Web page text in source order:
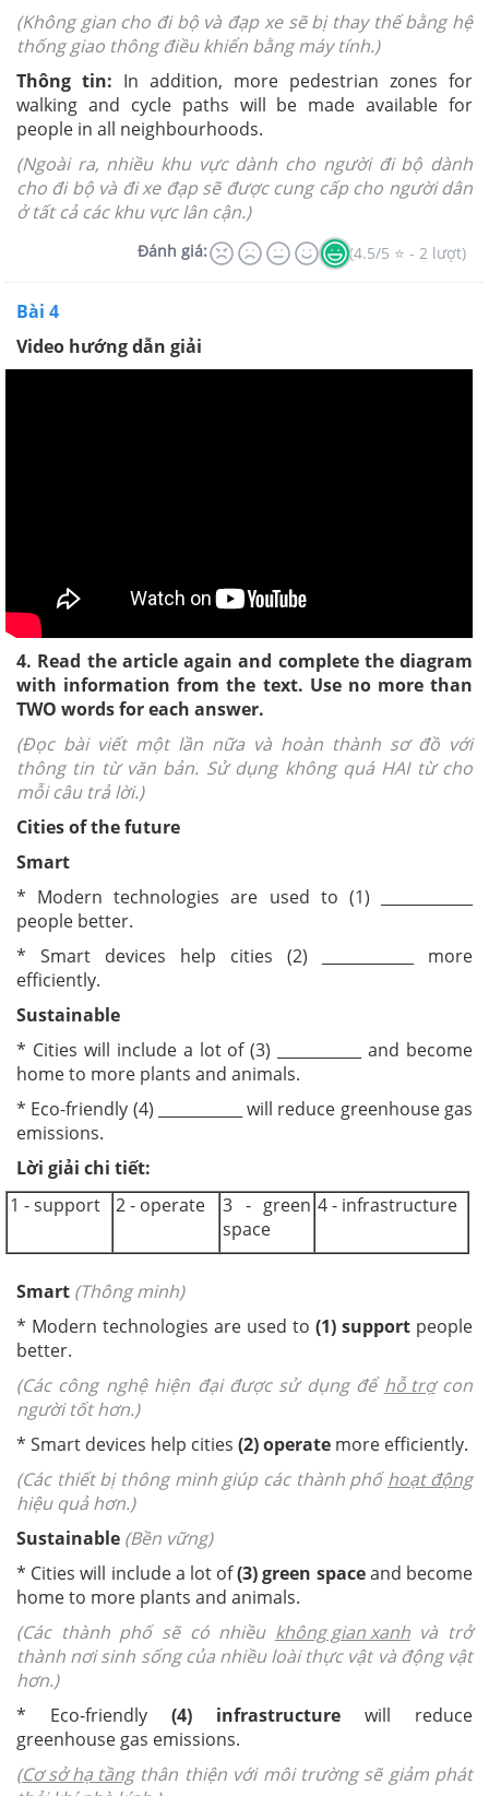
(Không gian cho đi bộ và đạp xe sẽ bị thay thế bằng hệ
thống giao thông điều khiển bằng máy tính.)
Thông tin: In addition, more pedestrian zones for
walking and cycle paths will be made available for
people in all neighbourhoods.
(Ngoài ra, nhiều khu vực dành cho người đi bộ dành
cho đi bộ và đi xe đạp sẽ được cung cấp cho người dân
ở tất cả các khu vực lân cận.)
Đánh giá: (4.5/5 ⭐ - 2 lượt)
Bài 4
Video hướng dẫn giải
4. Read the article again and complete the diagram
with information from the text. Use no more than
TWO words for each answer.
(Đọc bài viết một lần nữa và hoàn thành sơ đồ với
thông tin từ văn bản. Sử dụng không quá HAI từ cho
mỗi câu trả lời.)
Cities of the future
Smart
* Modern technologies are used to (1) ____________
people better.
* Smart devices help cities (2) ____________ more
efficiently.
Sustainable
* Cities will include a lot of (3) ___________ and become
home to more plants and animals.
* Eco-friendly (4) ___________ will reduce greenhouse gas
emissions.
Lời giải chi tiết:
1 - support
2 - operate
3 - green
space
4 - infrastructure
Smart (Thông minh)
* Modern technologies are used to (1) support people
better.
(Các công nghệ hiện đại được sử dụng để hỗ trợcon
người tốt hơn.)
* Smart devices help cities (2) operate more efficiently.
(Các thiết bị thông minh giúp các thành phốhoạt động
hiệu quả hơn.)
Sustainable (Bền vững)
* Cities will include a lot of(3) green spaceand become
home to more plants and animals.
(Các thành phố sẽ có nhiều không gian xanhvà trở
thành nơi sinh sống của nhiều loài thực vật và động vật
hơn.)
* Eco-friendly (4) infrastructure will reduce
greenhouse gas emissions.
(Cơ sở hạ tầngthân thiện với môi trường sẽ giảm phát